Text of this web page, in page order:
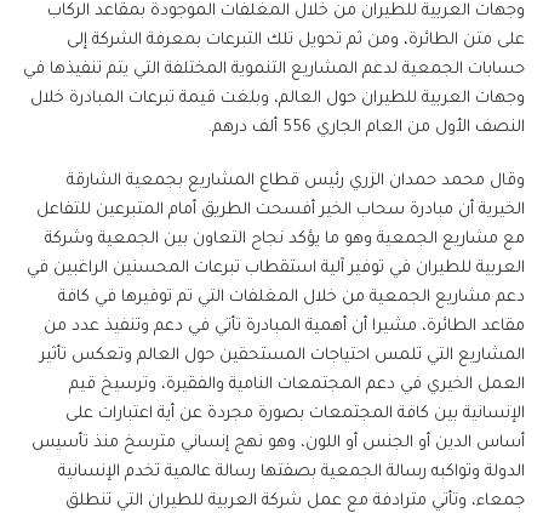
وجهات العربية للطيران من خلال المغلفات الموجودة بمقاعد الركاب
على متن الطائرة، ومن ثم تحويل تلك التبرعات بمعرفة الشركة إلى
حسابات الجمعية لدعم المشاريع التنموية المختلفة التي يتم تنفيذها في
وجهات العربية للطيران حول العالم، وبلغت قيمة تبرعات المبادرة خلال
النصف الأول من العام الجاري 556 ألف درهم.
وقال محمد حمدان الزري رئيس قطاع المشاريع بجمعية الشارقة
الخيرية أن مبادرة سحاب الخير أفسحت الطريق أمام المتبرعين للتفاعل
مع مشاريع الجمعية وهو ما يؤكد نجاح التعاون بين الجمعية وشركة
العربية للطيران في توفير آلية استقطاب تبرعات المحسنين الراغبين في
دعم مشاريع الجمعية من خلال المغلفات التي تم توفيرها في كافة
مقاعد الطائرة، مشيرا أن أهمية المبادرة تأتي في دعم وتنفيذ عدد من
المشاريع التي تلمس احتياجات المستحقين حول العالم وتعكس تأثير
العمل الخيري في دعم المجتمعات النامية والفقيرة، وترسيخ قيم
الإنسانية بين كافة المجتمعات بصورة مجردة عن أية اعتبارات على
أساس الدين أو الجنس أو اللون، وهو نهج إنساني مترسخ منذ تأسيس
الدولة وتواكبه رسالة الجمعية بصفتها رسالة عالمية تخدم الإنسانية
جمعاء، وتأتي مترادفة مع عمل شركة العربية للطيران التي تنطلق